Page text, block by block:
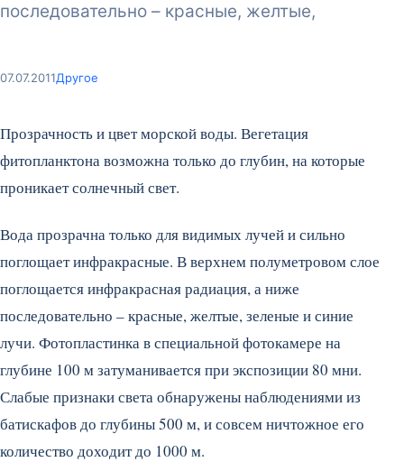
последовательно – красные, желтые,
07.07.2011Другое
Прозрачность и цвет морской воды. Вегетация
фитопланктона возможна только до глубин, на которые
проникает солнечный свет.
Вода прозрачна только для видимых лучей и сильно
поглощает инфракрасные. В верхнем полуметровом слое
поглощается инфракрасная радиация, а ниже
последовательно – красные, желтые, зеленые и синие
лучи. Фотопластинка в специальной фотокамере на
глубине 100 м затуманивается при экспозиции 80 мни.
Слабые признаки света обнаружены наблюдениями из
батискафов до глубины 500 м, и совсем ничтожное его
количество доходит до 1000 м.